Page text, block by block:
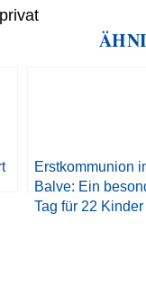
Erstkommunion
Balve: Ein
Tag für 22 Kinder